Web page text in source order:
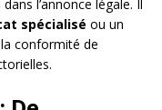
l’annonce légale. Il
spécialisé ou un
conformité de